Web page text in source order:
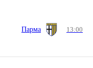
Парма 13:00